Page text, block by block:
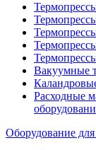
Вакуумные
Расходные
Оборудование